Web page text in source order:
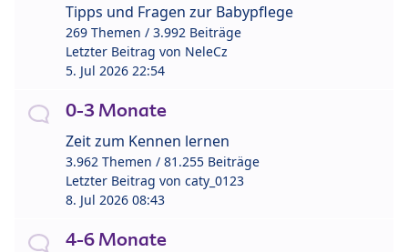
Tipps und Fragen zur Babypflege
269 Themen / 3.992 Beiträge
Letzter Beitrag von NeleCz
5. Jul 2026 22:54
0-3 Monate
Zeit zum Kennen lernen
3.962 Themen / 81.255 Beiträge
Letzter Beitrag von caty_0123
8. Jul 2026 08:43
4-6 Monate